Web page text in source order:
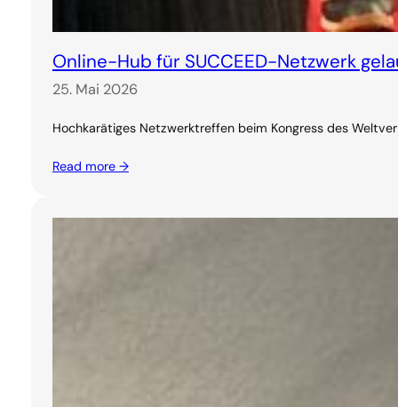
Online-Hub für SUCCEED-Netzwerk
25. Mai 2026
Hochkarätiges Netzwerktreffen beim Kongress des
Read more →